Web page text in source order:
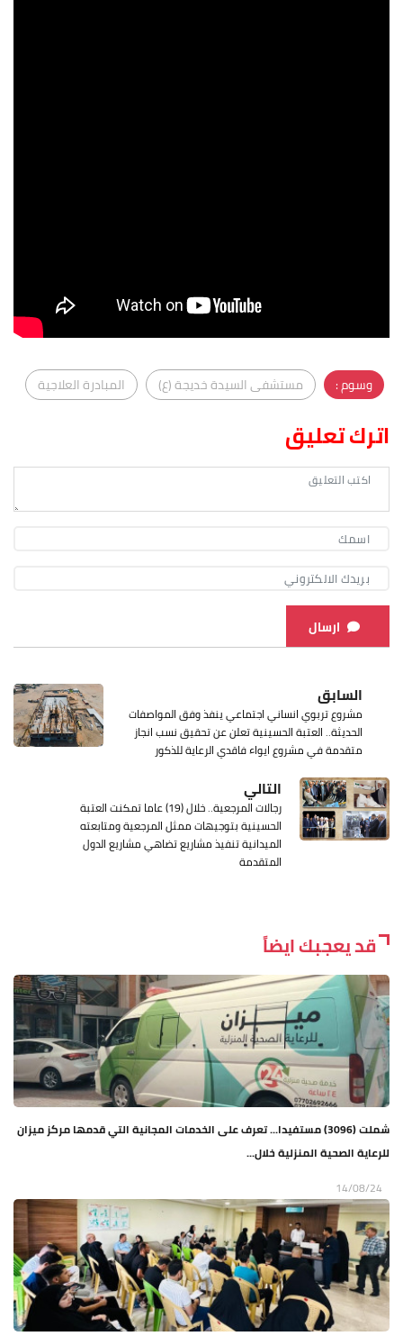
وسوم : مستشفى السيدة خديجة (ع) المبادرة العلاجية
اترك تعليق
ارسال
السابق
مشروع تربوي انساني اجتماعي ينفذ وفق المواصفات
الحديثة.. العتبة الحسينية تعلن عن تحقيق نسب انجاز
متقدمة في مشروع ايواء فاقدي الرعاية للذكور
التالي
رجالات المرجعية.. خلال (19) عاما تمكنت العتبة
الحسينية بتوجيهات ممثل المرجعية ومتابعته
الميدانية تنفيذ مشاريع تضاهي مشاريع الدول
المتقدمة
قد يعجبك ايضاً
شملت (3096) مستفيدا... تعرف على الخدمات المجانية التي قدمها مركز ميزان
للرعاية الصحية المنزلية خلال...
14/08/24